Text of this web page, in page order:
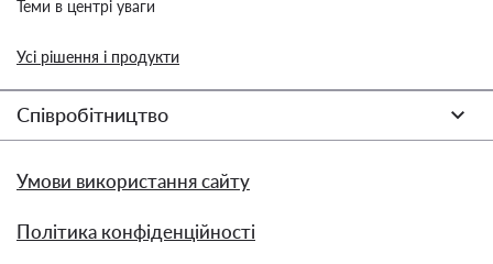
Теми в центрі уваги
Усі рішення і продукти
Співробітництво
Умови використання сайту
Політика конфіденційності